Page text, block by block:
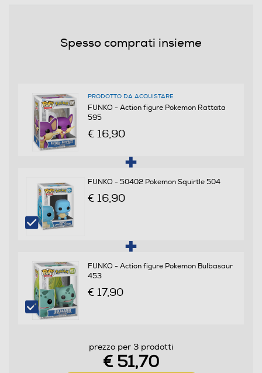
Spesso comprati insieme
PRODOTTO DA ACQUISTARE
FUNKO - Action figure Pokemon Rattata
595
€ 16,90
FUNKO - 50402 Pokemon Squirtle 504
€ 16,90
FUNKO - Action figure Pokemon Bulbasaur
453
€ 17,90
prezzo per 3 prodotti
€ 51,70